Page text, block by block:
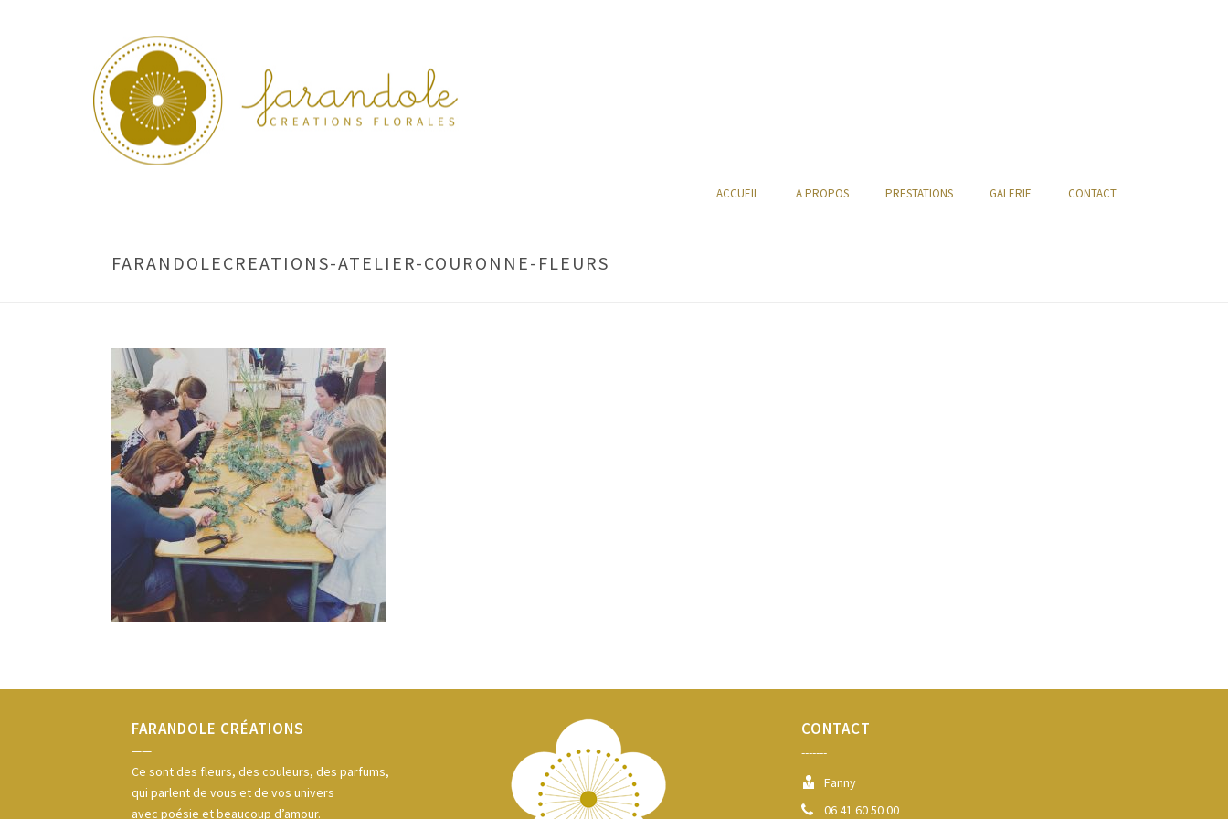
ACCUEIL A PROPOS PRESTATIONS GALERIE CONTACT
FARANDOLECREATIONS-ATELIER-COURONNE-FLEURS
FARANDOLE CRÉATIONS
——
Ce sont des fleurs, des couleurs, des parfums,
qui parlent de vous et de vos univers
avec poésie et beaucoup d’amour.
CONTACT
-------
Fanny
06 41 60 50 00